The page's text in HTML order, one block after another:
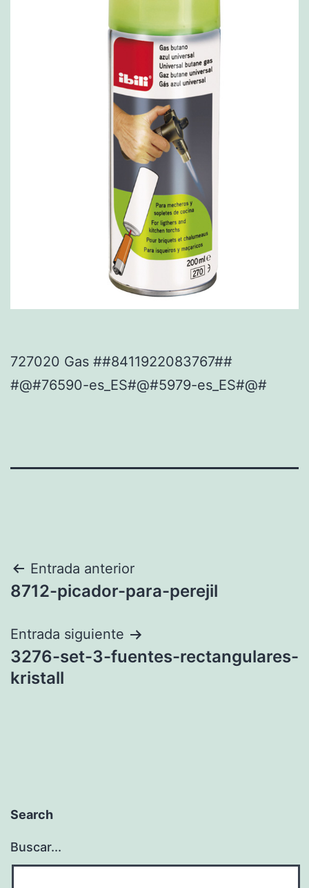
727020 Gas ##8411922083767##
#@#76590-es_ES#@#5979-es_ES#@#
Navegación
de
entradas
Entrada anterior
8712-picador-para-perejil
Entrada siguiente
3276-set-3-fuentes-rectangulares-
kristall
Search
Buscar...